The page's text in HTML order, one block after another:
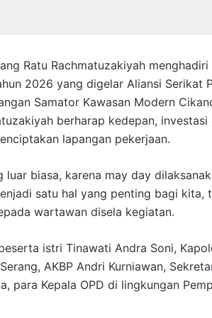
Ratu Rachmatuzakiyah
2026 yang digelar Aliansi Serikat
Samator Kawasan Modern
berharap kedepan,
lapangan pekerjaan.
biasa, karena may day
satu hal yang penting bagi kita,
wartawan disela kegiatan.
istri Tinawati Andra Soni,
AKBP Andri Kurniawan,
para Kepala OPD di lingkungan